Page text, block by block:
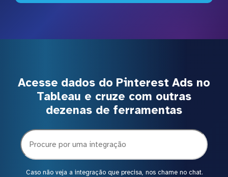
Acesse dados do Pinterest Ads no
Tableau e cruze com outras
dezenas de ferramentas
Caso não veja a integração que precisa, nos chame no chat.